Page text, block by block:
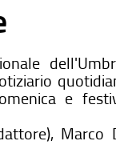
e
Marco